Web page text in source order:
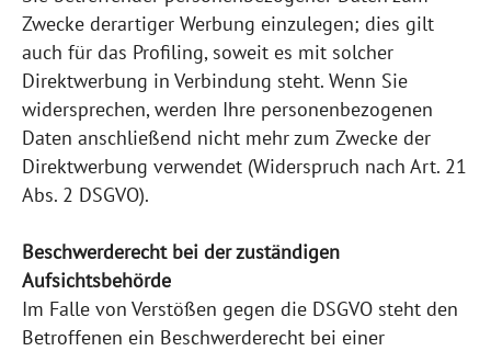
Zwecke derartiger Werbung einzulegen; dies gilt
auch für das Profiling, soweit es mit solcher
Direktwerbung in Verbindung steht. Wenn Sie
widersprechen, werden Ihre personenbezogenen
Daten anschließend nicht mehr zum Zwecke der
Direktwerbung verwendet (Widerspruch nach Art. 21
Abs. 2 DSGVO).
Beschwerderecht bei der zuständigen
Aufsichtsbehörde
Im Falle von Verstößen gegen die DSGVO steht den
Betroffenen ein Beschwerderecht bei einer